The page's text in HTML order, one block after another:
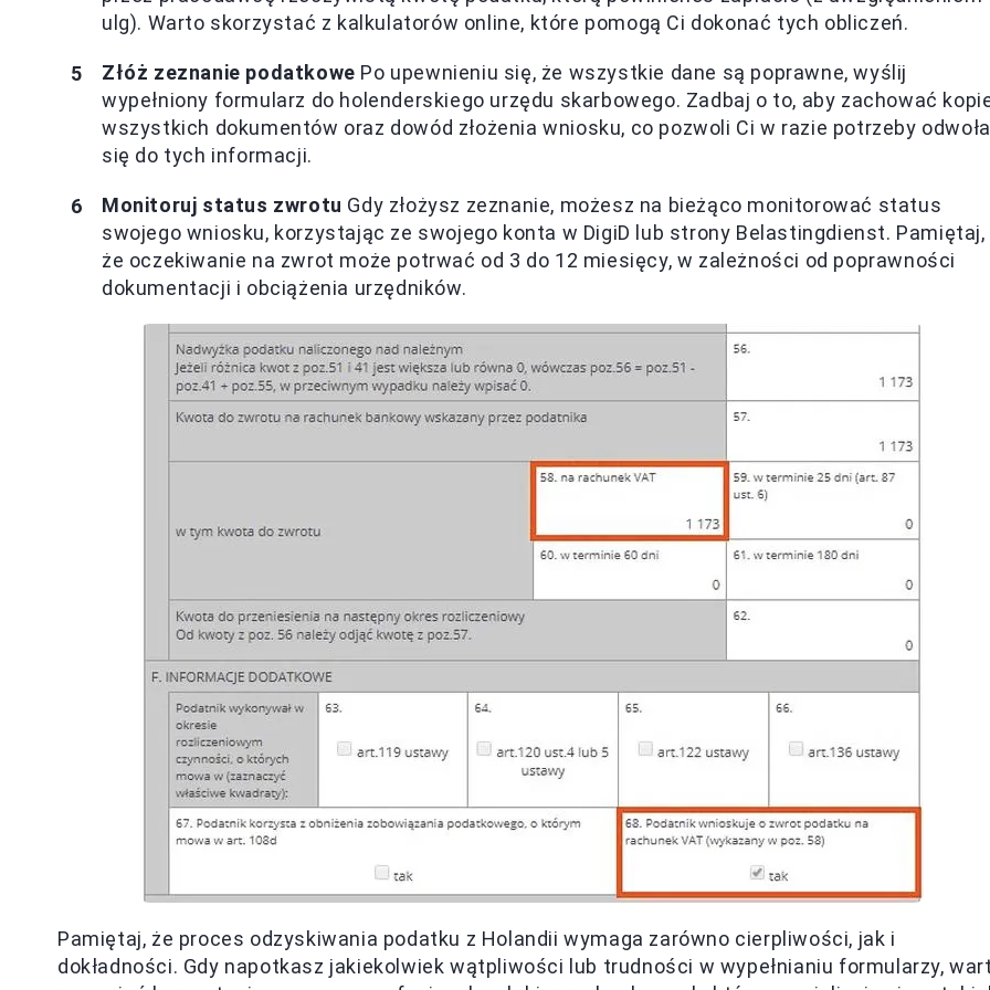
ulg). Warto skorzystać z kalkulatorów online, które pomogą Ci dokonać tych obliczeń.
Złóż zeznanie podatkowe Po upewnieniu się, że wszystkie dane są poprawne, wyślij
wypełniony formularz do holenderskiego urzędu skarbowego. Zadbaj o to, aby zachować
wszystkich dokumentów oraz dowód złożenia wniosku, co pozwoli Ci w razie potrzeby
się do tych informacji.
Monitoruj status zwrotu Gdy złożysz zeznanie, możesz na bieżąco monitorować status
swojego wniosku, korzystając ze swojego konta w DigiD lub strony Belastingdienst. Pamiętaj,
że oczekiwanie na zwrot może potrwać od 3 do 12 miesięcy, w zależności od poprawności
dokumentacji i obciążenia urzędników.
Pamiętaj, że proces odzyskiwania podatku z Holandii wymaga zarówno cierpliwości, jak i
dokładności. Gdy napotkasz jakiekolwiek wątpliwości lub trudności w wypełnianiu formularzy,